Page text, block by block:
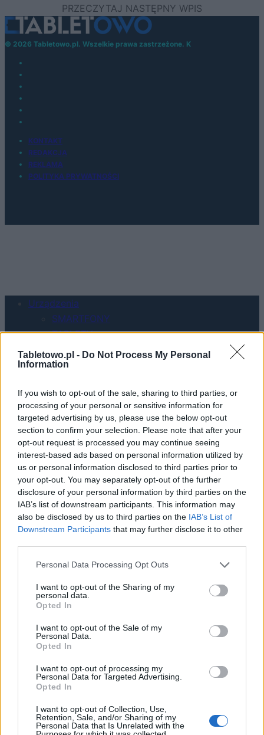
Tabletowo.pl - Do Not Process My Personal
Information
If you wish to opt-out of the sale, sharing to third parties, or
processing of your personal or sensitive information for
targeted advertising by us, please use the below opt-out
section to confirm your selection. Please note that after your
opt-out request is processed you may continue seeing
interest-based ads based on personal information utilized by
us or personal information disclosed to third parties prior to
your opt-out. You may separately opt-out of the further
disclosure of your personal information by third parties on the
IAB’s list of downstream participants. This information may
also be disclosed by us to third parties on the IAB’s List of
Downstream Participants that may further disclose it to other
Please note that this website/app uses one or more Google
not limited to your visit or usage behaviour. You may click to
grant or deny consent to Google and its third-party tags to
use your data for below specified purposes in below Google
consent section.
Personal Data Processing Opt Outs
I want to opt-out of the Sharing of my
personal data.
Opted In
I want to opt-out of the Sale of my
Personal Data.
Opted In
I want to opt-out of processing my
Personal Data for Targeted Advertising.
Opted In
I want to opt-out of Collection, Use,
Retention, Sale, and/or Sharing of my
Personal Data that Is Unrelated with the
© 2026 Tabletowo.pl. Wszelkie prawa zastrzeżone. K
KONTAKT
REDAKCJA
REKLAMA
POLITYKA PRYWATNOŚCI
Urządzenia
SMARTFONY
TABLETY
WEARABLE
TV
Porównania
Co kupić
Porady
Promocje
FinTech
Hardware PC
Moto
Gaming
AI
Redakcja
Reklama
Kontakt
Urządzenia
SMARTFONY